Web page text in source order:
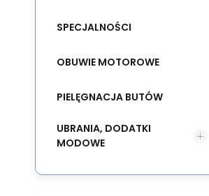
SPECJALNOŚCI
OBUWIE MOTOROWE
PIELĘGNACJA BUTÓW
UBRANIA, DODATKI
MODOWE